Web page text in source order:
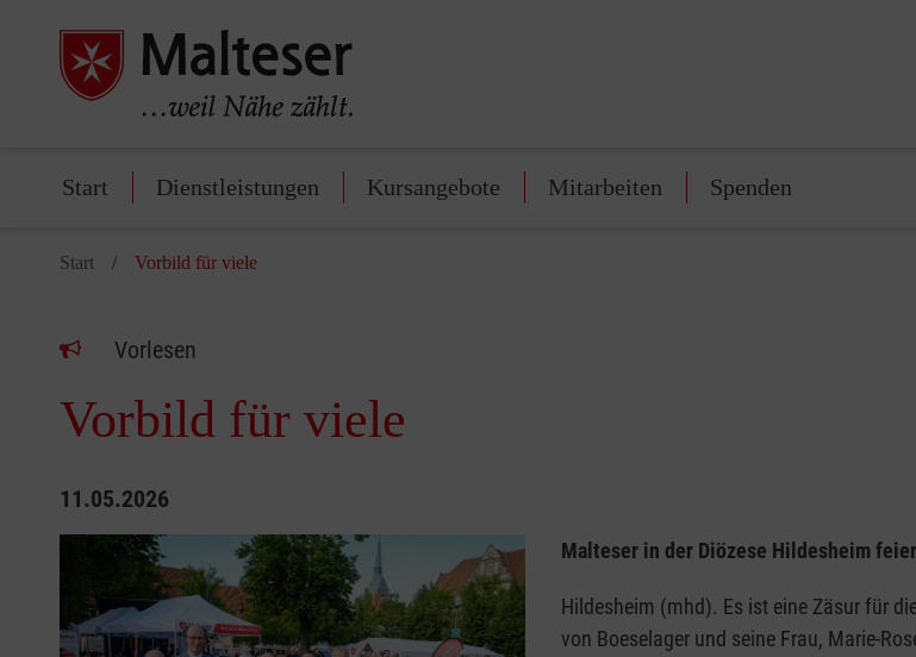
Start Dienstleistungen Kursangebote Mitarbeiten Spenden
Start Vorbild für viele
Vorlesen
Vorbild für viele
11.05.2026
Malteser in der Diözese Hildesheim
Hildesheim (mhd). Es ist eine Zäsur für
von Boeselager und seine Frau, Marie-